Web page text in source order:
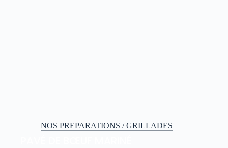
NOS PREPARATIONS / GRILLADES